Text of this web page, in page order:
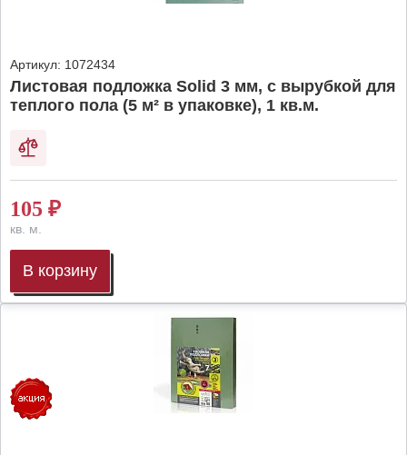
Артикул: 1072434
Листовая подложка Solid 3 мм, с вырубкой для
теплого пола (5 м² в упаковке), 1 кв.м.
105 ₽
кв. м.
В корзину